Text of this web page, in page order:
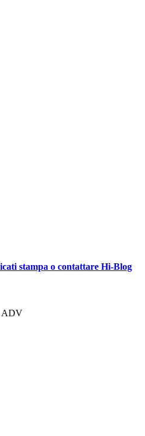
stampa o contattare Hi-Blog
ADV